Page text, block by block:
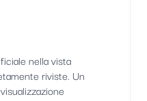
nella vista
riviste. Un